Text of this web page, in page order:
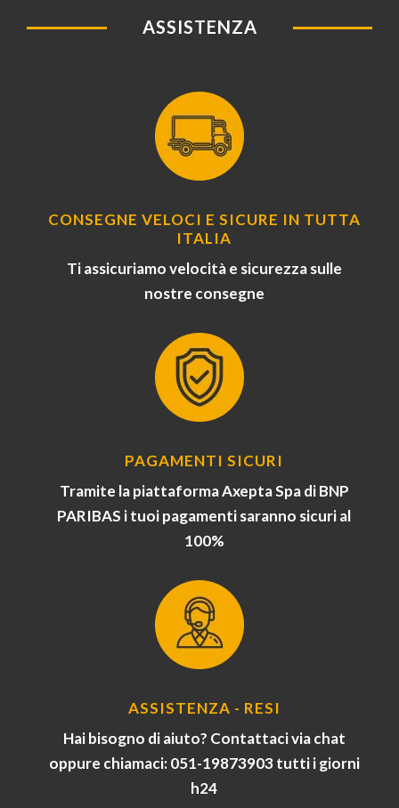
ASSISTENZA
CONSEGNE VELOCI E SICURE IN TUTTA
ITALIA
Ti assicuriamo velocità e sicurezza sulle
nostre consegne
PAGAMENTI SICURI
Tramite la piattaforma Axepta Spa di BNP
PARIBAS i tuoi pagamenti saranno sicuri al
100%
ASSISTENZA - RESI
Hai bisogno di aiuto? Contattaci via chat
oppure chiamaci: 051-19873903 tutti i giorni
h24